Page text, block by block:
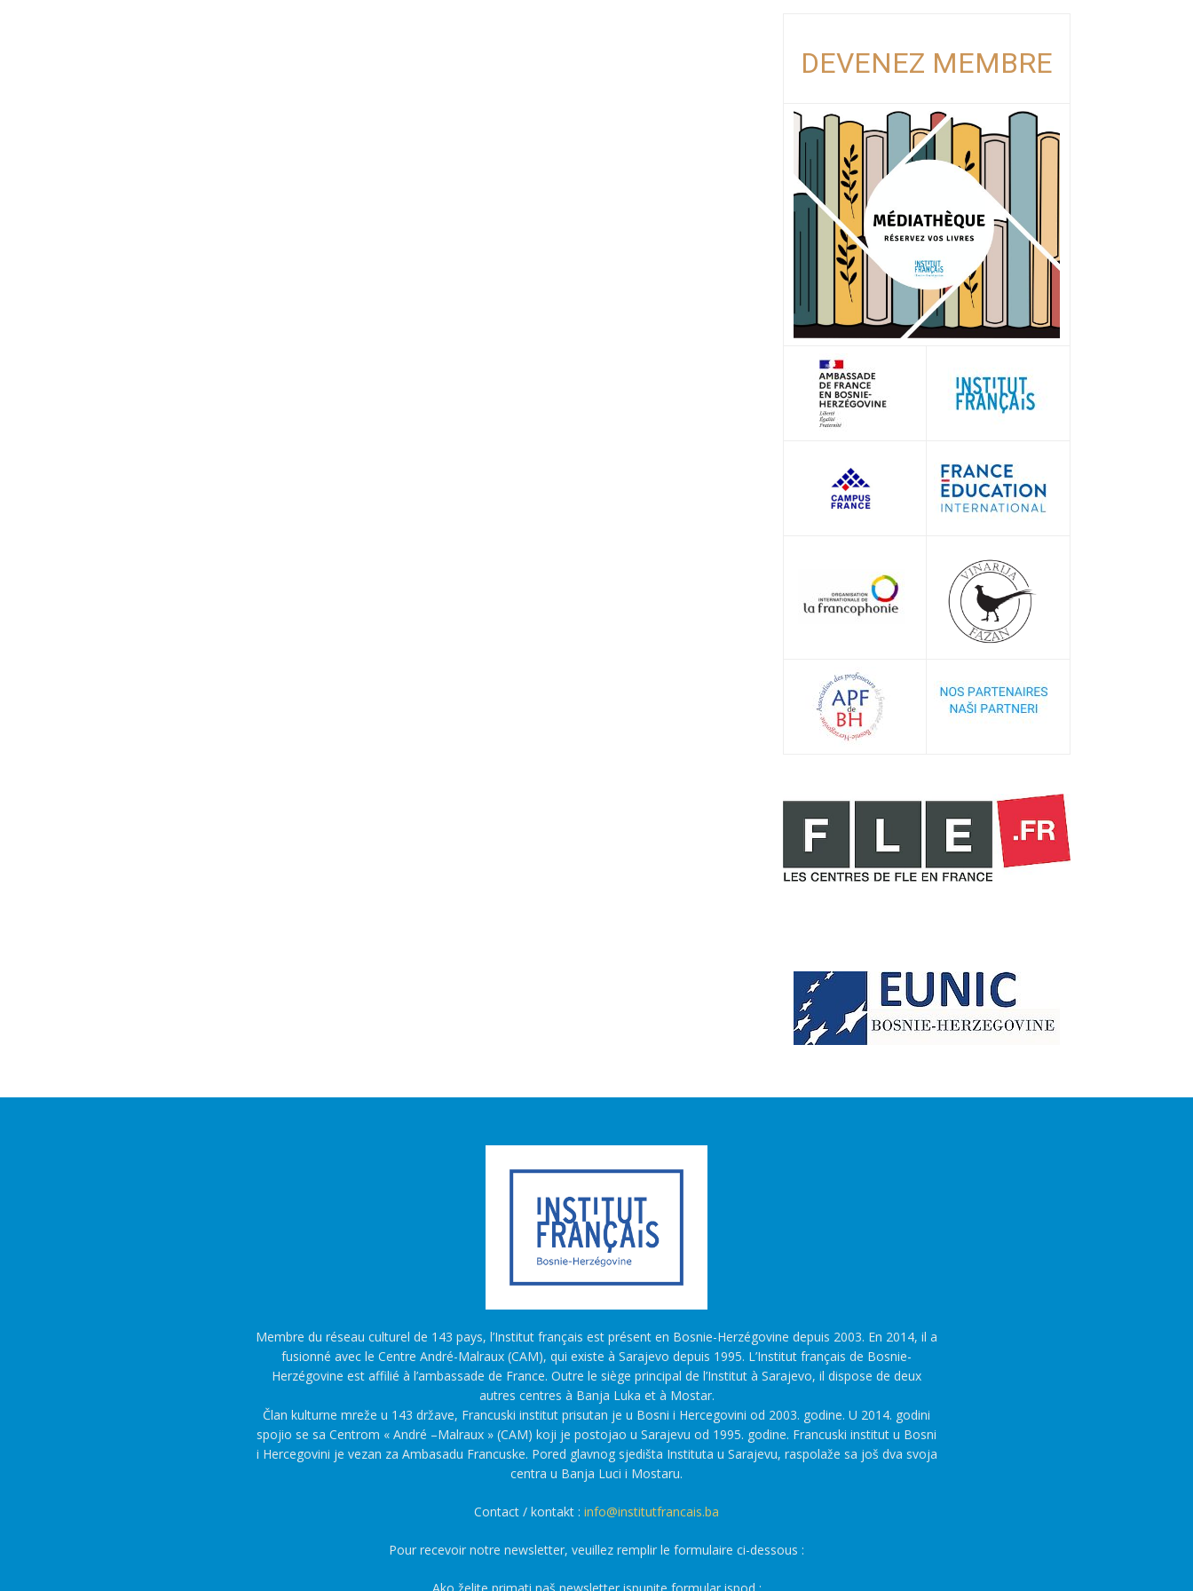
DEVENEZ MEMBRE
Membre du réseau culturel de 143 pays, l’Institut français est présent en Bosnie-Herzégovine depuis 2003. En 2014, il a
fusionné avec le Centre André-Malraux (CAM), qui existe à Sarajevo depuis 1995. L’Institut français de Bosnie-
Herzégovine est affilié à l’ambassade de France. Outre le siège principal de l’Institut à Sarajevo, il dispose de deux
autres centres à Banja Luka et à Mostar.
Član kulturne mreže u 143 države, Francuski institut prisutan je u Bosni i Hercegovini od 2003. godine. U 2014. godini
spojio se sa Centrom « André –Malraux » (CAM) koji je postojao u Sarajevu od 1995. godine. Francuski institut u Bosni
i Hercegovini je vezan za Ambasadu Francuske. Pored glavnog sjedišta Instituta u Sarajevu, raspolaže sa još dva svoja
centra u Banja Luci i Mostaru.
Contact / kontakt : info@institutfrancais.ba
Pour recevoir notre newsletter, veuillez remplir le formulaire ci-dessous :
Ako želite primati naš newsletter ispunite formular ispod :